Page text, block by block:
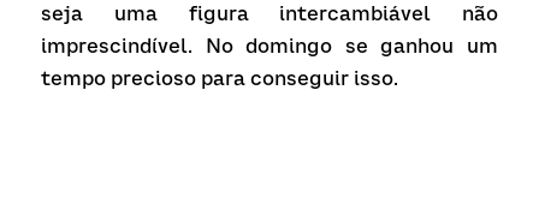
seja uma figura intercambiável não
imprescindível. No domingo se ganhou um
tempo precioso para conseguir isso.